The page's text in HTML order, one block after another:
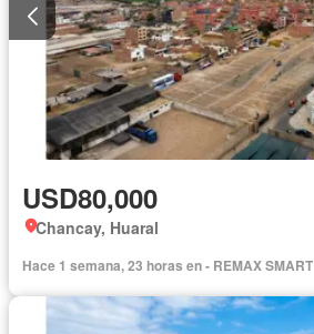
USD80,000
Chancay, Huaral
Hace 1 semana, 23 horas en - REMAX SMART